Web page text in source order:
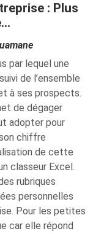
: Plus
par lequel une
de l’ensemble
à ses prospects.
de dégager
adopter pour
chiffre
de cette
classeur Excel.
rubriques
personnelles
Pour les petites
car elle répond